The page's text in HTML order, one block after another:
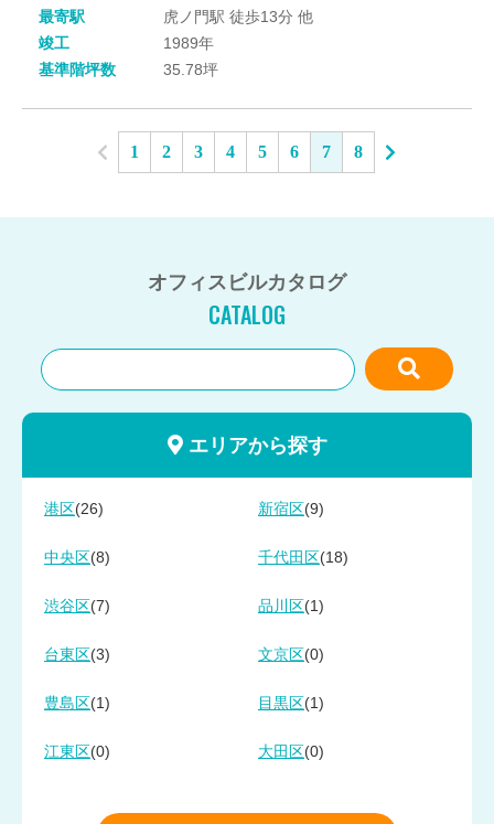
最寄駅
虎ノ門駅 徒歩13分 他
竣工
1989年
基準階坪数
35.78坪
1 2 3 4 5 6 7 8
オフィスビルカタログ
CATALOG
エリアから探す
港区 (26) 新宿区 (9)
中央区 (8) 千代田区 (18)
渋谷区 (7) 品川区 (1)
台東区 (3) 文京区 (0)
豊島区 (1) 目黒区 (1)
江東区 (0) 大田区 (0)